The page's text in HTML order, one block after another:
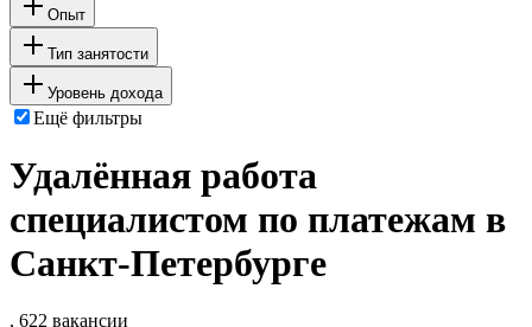
Опыт
Тип занятости
Уровень дохода
Ещё фильтры
Удалённая работа
специалистом по платежам в
Санкт-Петербурге
, 622 вакансии